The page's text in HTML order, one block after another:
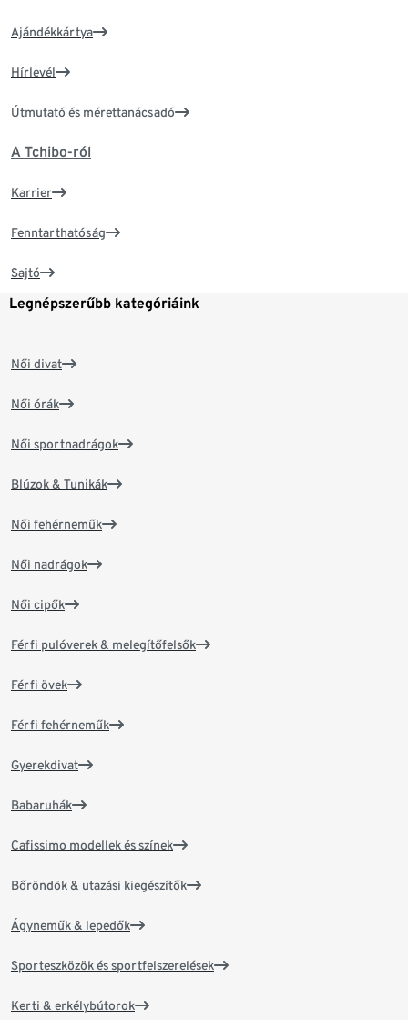
Ajándékkártya
Hírlevél
Útmutató és mérettanácsadó
A Tchibo-ról
Karrier
Fenntarthatóság
Sajtó
Legnépszerűbb kategóriáink
Női divat
Női órák
Női sportnadrágok
Blúzok & Tunikák
Női fehérneműk
Női nadrágok
Női cipők
Férfi pulóverek & melegítőfelsők
Férfi övek
Férfi fehérneműk
Gyerekdivat
Babaruhák
Cafissimo modellek és színek
Bőröndök & utazási kiegészítők
Ágyneműk & lepedők
Sporteszközök és sportfelszerelések
Kerti & erkélybútorok